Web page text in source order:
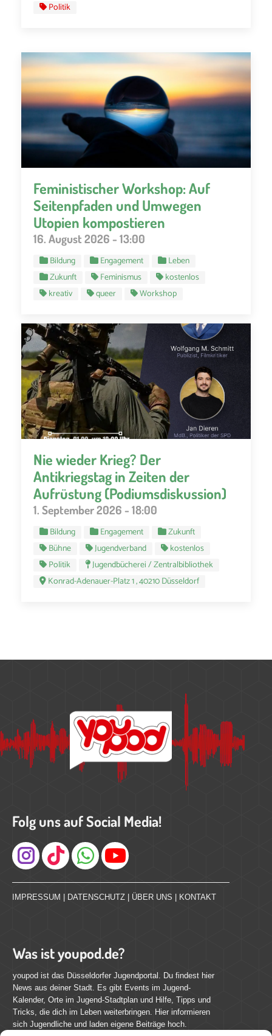
Politik
Feministischer Workshop: Auf
Seitenpfaden und Umwegen
Utopien kompostieren
16. August 2026 - 13:00
Bildung Engagement
Leben
Zukunft
Feminismus
kostenlos
kreativ
queer Workshop
Nie wieder Krieg? Der
Antikriegstag in Zeiten der
Aufrüstung (Podiumsdiskussion)
1. September 2026 - 18:00
Bildung Engagement
Zukunft
Bühne
Jugendverband
kostenlos
Politik
Jugendbücherei / Zentralbibliothek
Konrad-Adenauer-Platz 1 , 40210 Düsseldorf
Folg uns auf Social Media!
Instagram
IMPRESSUM | DATENSCHUTZ | ÜBER UNS | KONTAKT
Was ist youpod.de?
youpod ist das Düsseldorfer Jugendportal. Du findest hier
News aus deiner Stadt. Es gibt Events im Jugend-
Kalender, Orte im Jugend-Stadtplan und Hilfe, Tipps und
Tricks, die dich im Leben weiterbringen. Hier informieren
sich Jugendliche und laden eigene Beiträge hoch.